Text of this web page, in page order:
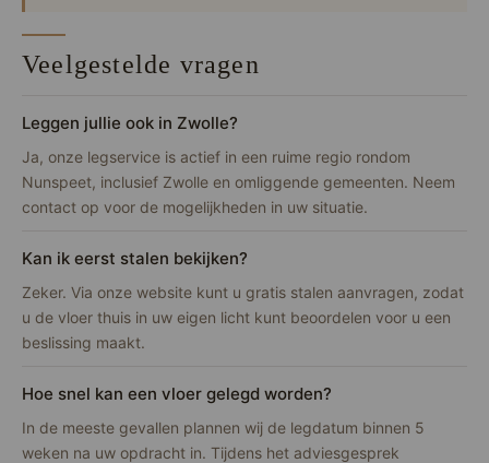
Veelgestelde vragen
Leggen jullie ook in Zwolle?
Ja, onze legservice is actief in een ruime regio rondom
Nunspeet, inclusief Zwolle en omliggende gemeenten. Neem
contact op voor de mogelijkheden in uw situatie.
Kan ik eerst stalen bekijken?
Zeker. Via onze website kunt u gratis stalen aanvragen, zodat
u de vloer thuis in uw eigen licht kunt beoordelen voor u een
beslissing maakt.
Hoe snel kan een vloer gelegd worden?
In de meeste gevallen plannen wij de legdatum binnen 5
weken na uw opdracht in. Tijdens het adviesgesprek